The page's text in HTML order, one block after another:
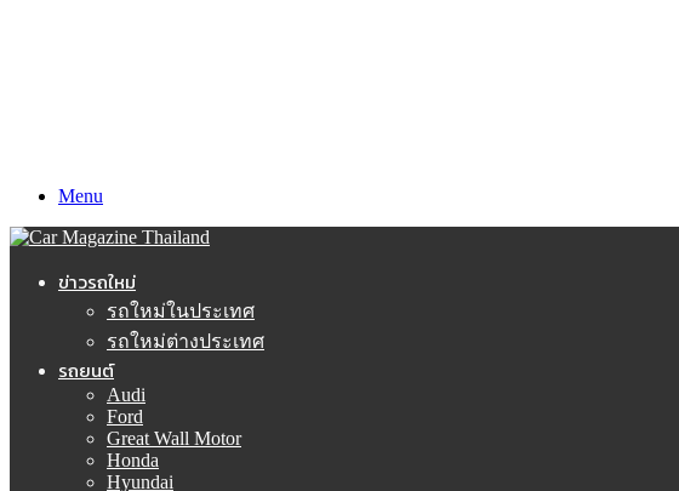
Menu
ข่าวรถใหม่
รถใหม่ในประเทศ
รถใหม่ต่างประเทศ
รถยนต์
Audi
Ford
Great Wall Motor
Honda
Hyundai